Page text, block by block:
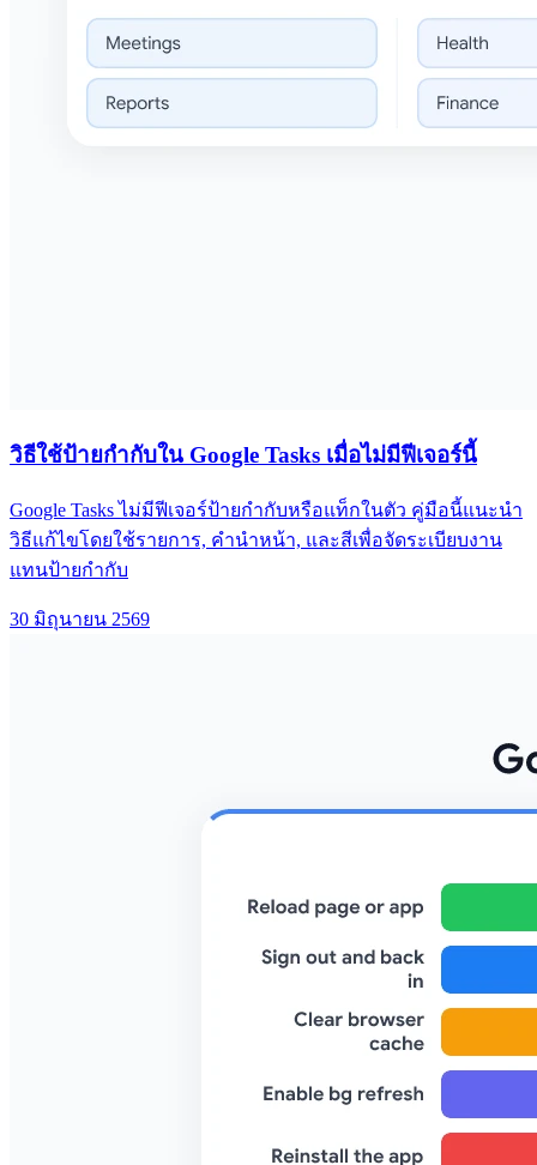
วิธีใช้ป้ายกำกับใน Google Tasks เมื่อไม่มีฟีเจอร์นี้
Google Tasks ไม่มีฟีเจอร์ป้ายกำกับหรือแท็กในตัว คู่มือนี้แนะนำ
วิธีแก้ไขโดยใช้รายการ, คำนำหน้า, และสีเพื่อจัดระเบียบงาน
แทนป้ายกำกับ
30 มิถุนายน 2569